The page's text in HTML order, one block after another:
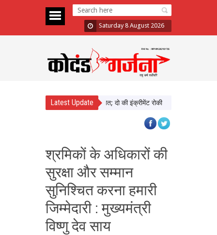
Saturday 8 August 2026
Latest Update
में दिखाई सख्ती, 3 अधिकारी निलंबित; दो की इंक्रीमेंट रोकी पंजाब चुनाव से पहले
श्रमिकों के अधिकारों की
सुरक्षा और सम्मान
सुनिश्चित करना हमारी
जिम्मेदारी : मुख्यमंत्री
विष्णु देव साय